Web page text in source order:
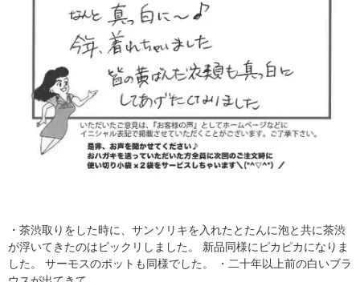
・茶渋取りをした時に、サンソリキを入れたとたんに泡と共に茶渋
が浮いてきたのはビックリしました。 新品同様にピカピカになりま
した。 サーモスのポットも同様でした。 ・二十年以上前の白いブラ